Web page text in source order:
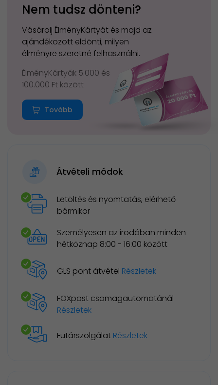
Nem tudsz dönteni?
Vásárolj ÉlményKártyát és majd az
ajándékozott eldönti, milyen
élményre szeretné felhasználni.
ÉlményKártyák 5.000 és
100.000 Ft között
Tovább
Átvételi módok
Letöltés és nyomtatás, elérhető
bármikor
Személyesen az irodában minden
hétköznap 8:00 - 16:00 között
GLS pont átvétel Részletek
FOXpost csomagautomatánál
Részletek
Futárszolgálat Részletek